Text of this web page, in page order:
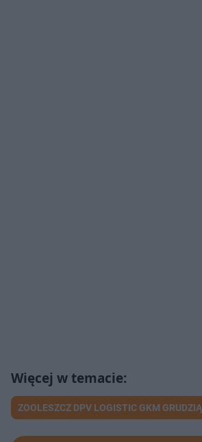
ZOOLESZCZ DPV LOGISTIC GKM